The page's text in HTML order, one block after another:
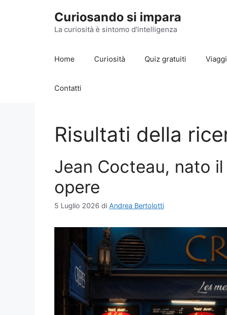
Curiosando si impara
La curiosità è sintomo d'intelligenza
Home Curiosità Quiz gratuiti Viaggi
Contatti
Risultati della
Jean Cocteau, nato
opere
5 Luglio 2026 di Andrea Bertolotti